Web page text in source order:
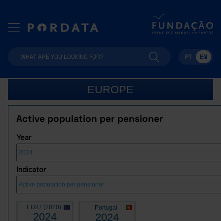
PT EN
EUROPE
Active population per pensioner
Year
Indicator
EU27 (2020)
2024
Portugal
2024